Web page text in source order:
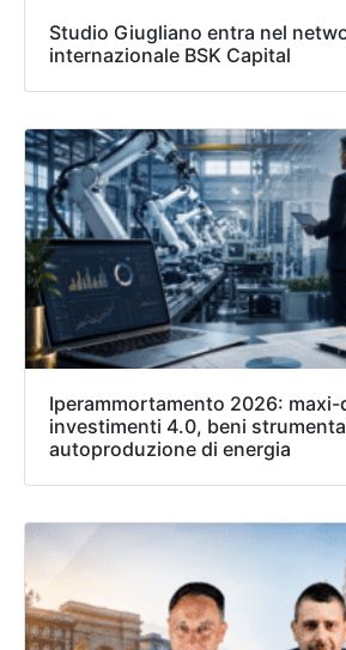
Studio Giugliano entra nel
internazionale BSK Capital
Iperammortamento 2026:
investimenti 4.0, beni
autoproduzione di energia